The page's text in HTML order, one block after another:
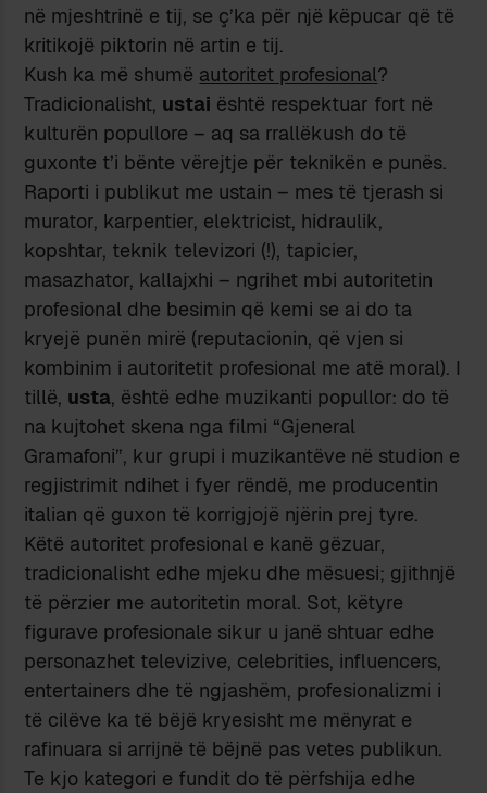
në mjeshtrinë e tij, se ç’ka për një këpucar që të
kritikojë piktorin në artin e tij.
Kush ka më shumë autoritet profesional?
Tradicionalisht, ustai është respektuar fort në
kulturën popullore – aq sa rrallëkush do të
guxonte t’i bënte vërejtje për teknikën e punës.
Raporti i publikut me ustain – mes të tjerash si
murator, karpentier, elektricist, hidraulik,
kopshtar, teknik televizori (!), tapicier,
masazhator, kallajxhi – ngrihet mbi autoritetin
profesional dhe besimin që kemi se ai do ta
kryejë punën mirë (reputacionin, që vjen si
kombinim i autoritetit profesional me atë moral). I
tillë, usta, është edhe muzikanti popullor: do të
na kujtohet skena nga filmi “Gjeneral
Gramafoni”, kur grupi i muzikantëve në studion e
regjistrimit ndihet i fyer rëndë, me producentin
italian që guxon të korrigjojë njërin prej tyre.
Këtë autoritet profesional e kanë gëzuar,
tradicionalisht edhe mjeku dhe mësuesi; gjithnjë
të përzier me autoritetin moral. Sot, këtyre
figurave profesionale sikur u janë shtuar edhe
personazhet televizive, celebrities, influencers,
entertainers dhe të ngjashëm, profesionalizmi i
të cilëve ka të bëjë kryesisht me mënyrat e
rafinuara si arrijnë të bëjnë pas vetes publikun.
Te kjo kategori e fundit do të përfshija edhe